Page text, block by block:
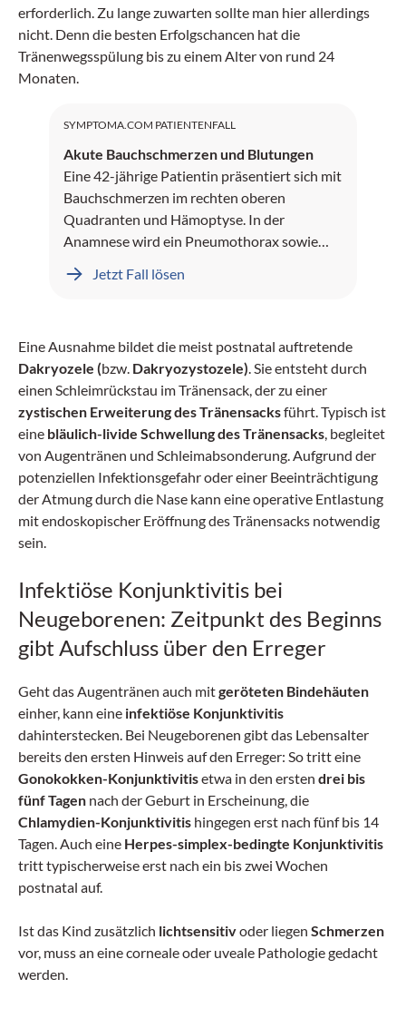
erforderlich. Zu lange zuwarten sollte man hier allerdings
nicht. Denn die besten Erfolgschancen hat die
Tränenwegsspülung bis zu einem Alter von rund 24
Monaten.
SYMPTOMA.COM PATIENTENFALL
Akute Bauchschmerzen und Blutungen
Eine 42-jährige Patientin präsentiert sich mit
Bauchschmerzen im rechten oberen
Quadranten und Hämoptyse. In der
Anamnese wird ein Pneumothorax sowie
Jetzt Fall lösen
Eine Ausnahme bildet die meist postnatal auftretende
Dakryozele (bzw. Dakryozystozele) . Sie entsteht durch
einen Schleimrückstau im Tränensack, der zu einer
zystischen Erweiterung des Tränensacksführt. Typisch ist
eine bläulich-livide Schwellung des Tränensacks , begleitet
von Augentränen und Schleimabsonderung. Aufgrund der
potenziellen Infektionsgefahr oder einer Beeinträchtigung
der Atmung durch die Nase kann eine operative Entlastung
mit endoskopischer Eröffnung des Tränensacks notwendig
sein.
Infektiöse Konjunktivitis bei
Neugeborenen: Zeitpunkt des Beginns
gibt Aufschluss über den Erreger
Geht das Augentränen auch mitgeröteten Bindehäuten
einher, kann eine infektiöse Konjunktivitis
dahinterstecken. Bei Neugeborenen gibt das Lebensalter
bereits den ersten Hinweis auf den Erreger: So tritt eine
Gonokokken-Konjunktivitisetwa in den ersten drei bis
fünf Tagen nach der Geburt in Erscheinung, die
Chlamydien-Konjunktivitis hingegen erst nach fünf bis 14
Tagen. Auch eine Herpes-simplex-bedingte Konjunktivitis
tritt typischerweise erst nach ein bis zwei Wochen
postnatal auf.
Ist das Kind zusätzlich lichtsensitivoder liegen Schmerzen
vor, muss an eine corneale oder uveale Pathologie gedacht
werden.